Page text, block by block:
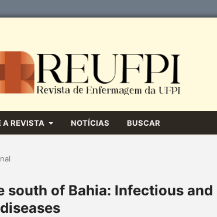
A REVISTA NOTÍCIAS BUSCAR
south of Bahia: Infectious and